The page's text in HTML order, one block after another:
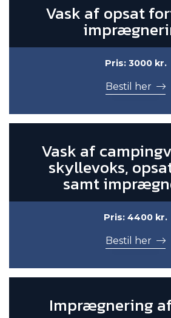
Vask af opsat
Pris: 3000 kr.
Bestil her
Vask af
skyllevoks,
samt
Pris: 4400 kr.
Bestil her
Imprægnering